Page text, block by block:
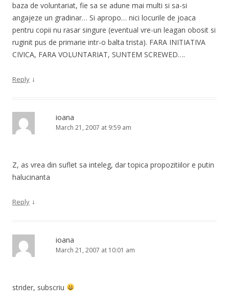
baza de voluntariat, fie sa se adune mai multi si sa-si
angajeze un gradinar… Si apropo… nici locurile de joaca
pentru copii nu rasar singure (eventual vre-un leagan obosit si
ruginit pus de primarie intr-o balta trista). FARA INITIATIVA
CIVICA, FARA VOLUNTARIAT, SUNTEM SCREWED….
Reply ↓
ioana
March 21, 2007 at 9:59 am
Z, as vrea din suflet sa inteleg, dar topica propozitiilor e putin
halucinanta
Reply ↓
ioana
March 21, 2007 at 10:01 am
strider, subscriu